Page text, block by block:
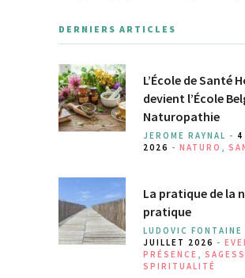
DERNIERS ARTICLES
L’École de Santé
devient l’École
Naturopathie
JEROME RAYNAL - 4
2026 - NATURO ,
La pratique de la
pratique
LUDOVIC FONTAINE
JUILLET 2026 -
PRÉSENCE ,
SPIRITUALITÉ